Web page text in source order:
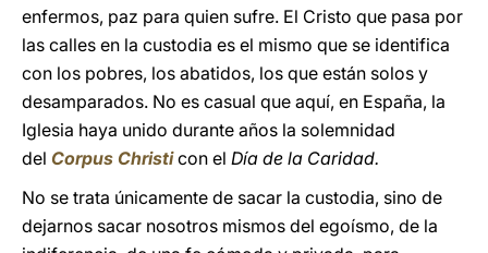
enfermos, paz para quien sufre. El Cristo que pasa por
las calles en la custodia es el mismo que se identifica
con los pobres, los abatidos, los que están solos y
desamparados. No es casual que aquí, en España, la
Iglesia haya unido durante años la solemnidad
del Corpus Christi con el Día de la Caridad.
No se trata únicamente de sacar la custodia, sino de
dejarnos sacar nosotros mismos del egoísmo, de la